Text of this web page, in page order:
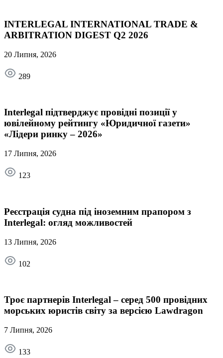
INTERLEGAL INTERNATIONAL TRADE &
ARBITRATION DIGEST Q2 2026
20 Липня, 2026
289
Interlegal підтверджує провідні позиції у
ювілейному рейтингу «Юридичної газети»
«Лідери ринку – 2026»
17 Липня, 2026
123
Реєстрація судна під іноземним прапором з
Interlegal: огляд можливостей
13 Липня, 2026
102
Троє партнерів Interlegal – серед 500 провідних
морських юристів світу за версією Lawdragon
7 Липня, 2026
133